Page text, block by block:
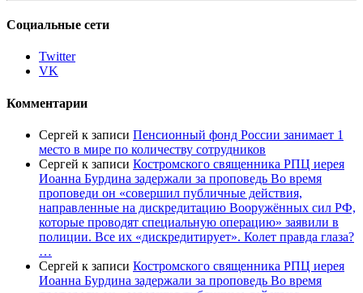
Социальные сети
Twitter
VK
Комментарии
Сергей к записи Пенсионный фонд России занимает 1
место в мире по количеству сотрудников
Сергей к записи Костромского священника РПЦ иерея
Иоанна Бурдина задержали за проповедь Во время
проповеди он «совершил публичные действия,
направленные на дискредитацию Вооружённых сил РФ,
которые проводят специальную операцию» заявили в
полиции. Все их «дискредитирует». Колет правда глаза?
…
Сергей к записи Костромского священника РПЦ иерея
Иоанна Бурдина задержали за проповедь Во время